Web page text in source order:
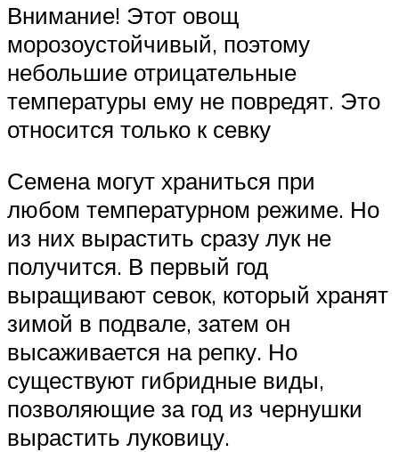
Внимание! Этот овощ
морозоустойчивый, поэтому
небольшие отрицательные
температуры ему не повредят. Это
относится только к севку
Семена могут храниться при
любом температурном режиме. Но
из них вырастить сразу лук не
получится. В первый год
выращивают севок, который хранят
зимой в подвале, затем он
высаживается на репку. Но
существуют гибридные виды,
позволяющие за год из чернушки
вырастить луковицу.